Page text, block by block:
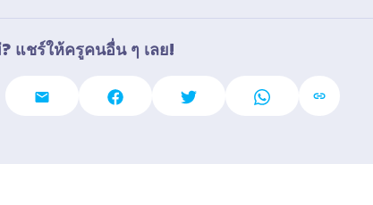
แชร์ให้ครูคนอื่น ๆ เลย!